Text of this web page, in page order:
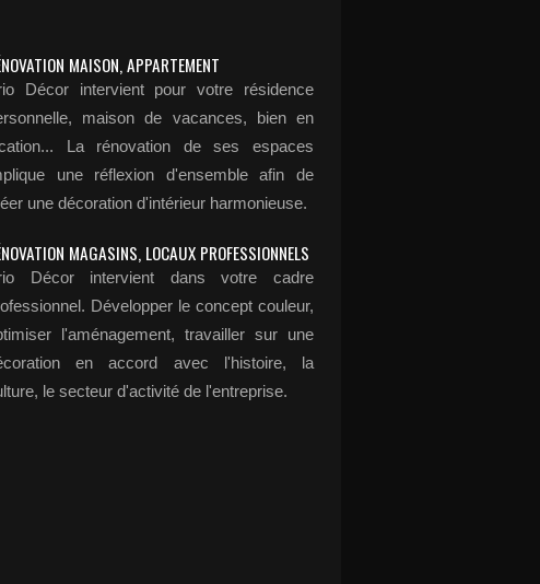
MAISON, APPARTEMENT
Décor intervient pour votre résidence
maison de vacances, bien en
La rénovation de ses espaces
une réflexion d'ensemble afin de
une décoration d'intérieur harmonieuse.
MAGASINS, LOCAUX PROFESSIONNELS
Décor intervient dans votre cadre
Développer le concept couleur,
l'aménagement, travailler sur une
en accord avec l'histoire, la
le secteur d'activité de l'entreprise.